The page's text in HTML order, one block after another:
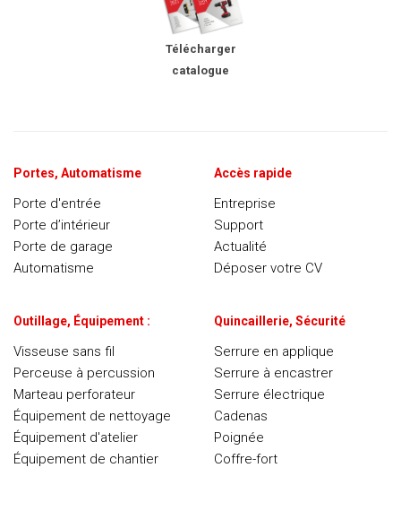
Télécharger
catalogue
Portes, Automatisme
Porte d'entrée
Porte d’intérieur
Porte de garage
Automatisme
Accès rapide
Entreprise
Support
Actualité
Déposer votre CV
Outillage, Équipement :
Visseuse sans fil
Perceuse à percussion
Marteau perforateur
Équipement de nettoyage
Équipement d'atelier
Équipement de chantier
Quincaillerie, Sécurité
Serrure en applique
Serrure à encastrer
Serrure électrique
Cadenas
Poignée
Coffre-fort